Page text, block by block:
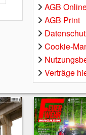
AGB
AGB Print
Cookie-
Verträge